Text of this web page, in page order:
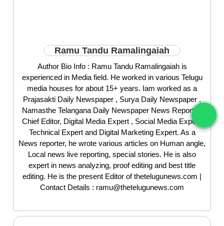
Ramu Tandu Ramalingaiah
Author Bio Info : Ramu Tandu Ramalingaiah is
experienced in Media field. He worked in various Telugu
media houses for about 15+ years. Iam worked as a
Prajasakti Daily Newspaper , Surya Daily Newspaper ,
Namasthe Telangana Daily Newspaper News Reporter,
Chief Editor, Digital Media Expert , Social Media Expert,
Technical Expert and Digital Marketing Expert. As a
News reporter, he wrote various articles on Human angle,
Local news live reporting, special stories. He is also
expert in news analyzing, proof editing and best title
editing. He is the present Editor of thetelugunews.com |
Contact Details : ramu@thetelugunews.com